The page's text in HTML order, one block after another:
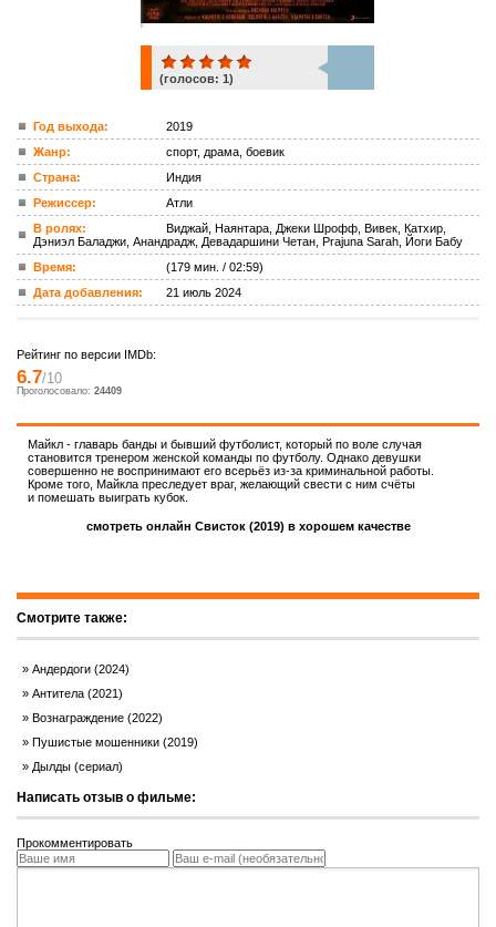
ком.
(голосов: 1)
Год выхода:
2019
Жанр:
спорт, драма, боевик
Страна:
Индия
Режиссер:
Атли
В ролях:
Виджай, Наянтара, Джеки Шрофф, Вивек, Катхир,
Дэниэл Баладжи, Анандрадж, Девадаршини Четан, Prajuna Sarah, Йоги Бабу
Время:
(179 мин. / 02:59)
Дата добавления:
21 июль 2024
Рейтинг по версии IMDb:
6.7/10
Проголосовало: 24409
Майкл - главарь банды и бывший футболист, который по воле случая
становится тренером женской команды по футболу. Однако девушки
совершенно не воспринимают его всерьёз из-за криминальной работы.
Кроме того, Майкла преследует враг, желающий свести с ним счёты
и помешать выиграть кубок.
смотреть онлайн Свисток (2019) в хорошем качестве
Смотрите также:
Андердоги (2024)
Антитела (2021)
Вознаграждение (2022)
Пушистые мошенники (2019)
Дылды (сериал)
Написать отзыв о фильме:
Прокомментировать